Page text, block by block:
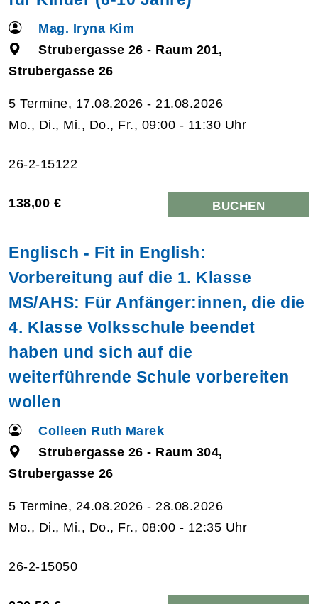
Mag. Iryna Kim
Strubergasse 26 - Raum 201,
Strubergasse 26
5 Termine, 17.08.2026 - 21.08.2026
Mo., Di., Mi., Do., Fr., 09:00 - 11:30 Uhr
26-2-15122
138,00 € BUCHEN
Englisch - Fit in English:
Vorbereitung auf die 1. Klasse
MS/AHS: Für Anfänger:innen, die die
4. Klasse Volksschule beendet
haben und sich auf die
weiterführende Schule vorbereiten
wollen
Colleen Ruth Marek
Strubergasse 26 - Raum 304,
Strubergasse 26
5 Termine, 24.08.2026 - 28.08.2026
Mo., Di., Mi., Do., Fr., 08:00 - 12:35 Uhr
26-2-15050